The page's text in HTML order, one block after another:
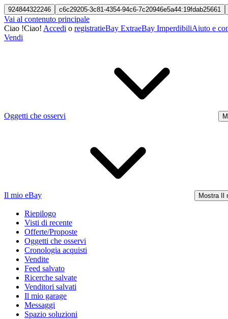
924844322246 c6c29205-3c81-4354-94c6-7c20946e5a44:19fdab25661
Vai al contenuto principale
Ciao !Ciao! Accedi o registratieBay ExtraeBay ImperdibiliAiuto e
Vendi
Oggetti che osservi
Il mio eBay Mostra Il
Riepilogo
Visti di recente
Offerte/Proposte
Oggetti che osservi
Cronologia acquisti
Vendite
Feed salvato
Ricerche salvate
Venditori salvati
Il mio garage
Messaggi
Spazio soluzioni